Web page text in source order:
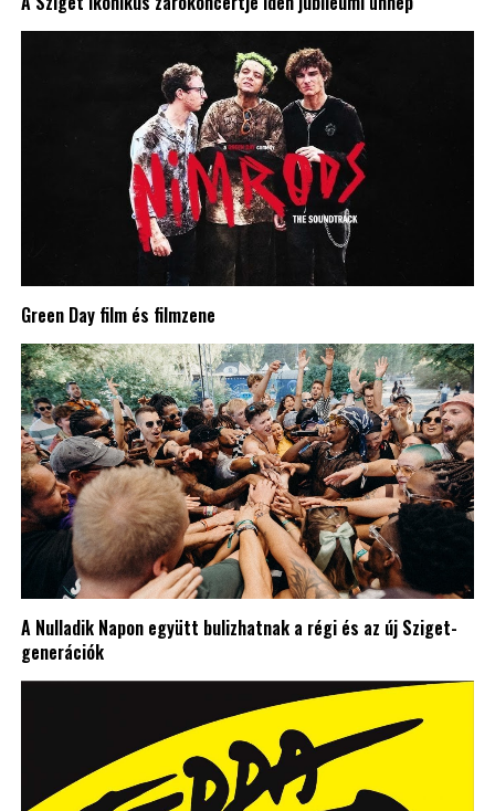
Green Day film és filmzene
A Nulladik Napon együtt bulizhatnak a régi és az új Sziget-
generációk